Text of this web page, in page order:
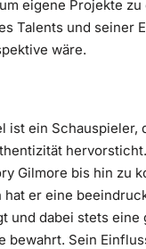
eigene Projekte
Talents und seiner
wäre.
ist ein Schauspieler,
Gilmore bis hin zu
hat er eine
und dabei stets eine
bewahrt. Sein